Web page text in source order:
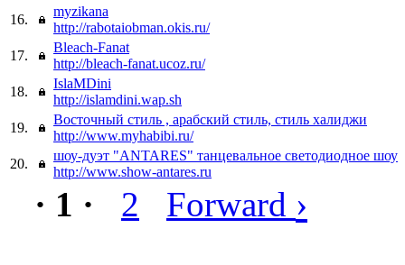
16.
myzikana
http://rabotaiobman.okis.ru/
17.
Bleach-Fanat
http://bleach-fanat.ucoz.ru/
18.
IslaMDini
http://islamdini.wap.sh
19.
Восточный стиль , арабский стиль, стиль халиджи
http://www.myhabibi.ru/
20.
шоу-дуэт "ANTARES" танцевальное светодиодное шоу
http://www.show-antares.ru
· 1 · 2 Forward ›